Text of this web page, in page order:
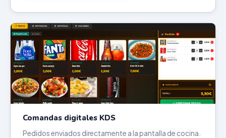
Comandas digitales KDS
Pedidos enviados directamente a la pantalla de cocina.